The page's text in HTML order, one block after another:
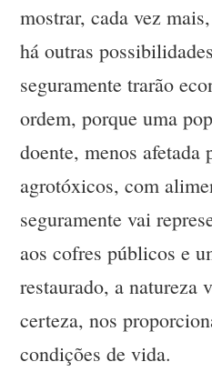
mostrar, cada vez
há outras
seguramente trarão
ordem, porque uma
doente, menos afetada
agrotóxicos, com
seguramente vai
aos cofres públicos e
restaurado, a natureza
certeza, nos
condições de vida.